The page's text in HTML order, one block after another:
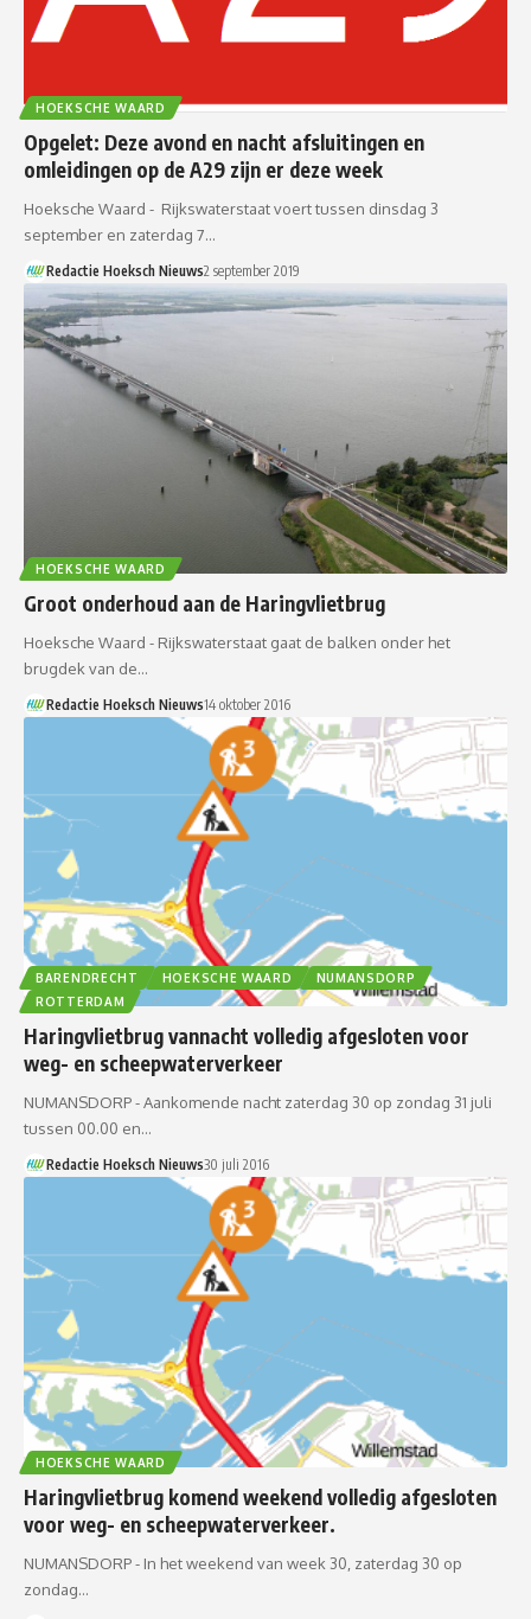
HOEKSCHE WAARD
Opgelet: Deze avond en nacht afsluitingen en
omleidingen op de A29 zijn er deze week
Hoeksche Waard - Rijkswaterstaat voert tussen dinsdag 3
september en zaterdag 7…
Redactie Hoeksch Nieuws2 september 2019
HOEKSCHE WAARD
Groot onderhoud aan de Haringvlietbrug
Hoeksche Waard - Rijkswaterstaat gaat de balken onder het
brugdek van de…
Redactie Hoeksch Nieuws14 oktober 2016
BARENDRECHT HOEKSCHE WAARD
NUMANSDORP
ROTTERDAM
Haringvlietbrug vannacht volledig afgesloten voor
weg- en scheepwaterverkeer
NUMANSDORP - Aankomende nacht zaterdag 30 op zondag 31 juli
tussen 00.00 en…
Redactie Hoeksch Nieuws30 juli 2016
HOEKSCHE WAARD
Haringvlietbrug komend weekend volledig afgesloten
voor weg- en scheepwaterverkeer.
NUMANSDORP - In het weekend van week 30, zaterdag 30 op
zondag…